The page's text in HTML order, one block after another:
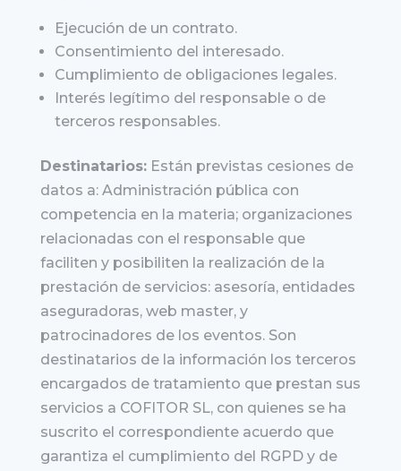
Ejecución de un contrato.
Consentimiento del interesado.
Cumplimiento de obligaciones legales.
Interés legítimo del responsable o de
terceros responsables.
Destinatarios:Están previstas cesiones de
datos a: Administración pública con
competencia en la materia; organizaciones
relacionadas con el responsable que
faciliten y posibiliten la realización de la
prestación de servicios: asesoría, entidades
aseguradoras, web master, y
patrocinadores de los eventos. Son
destinatarios de la información los terceros
encargados de tratamiento que prestan sus
servicios a COFITOR SL, con quienes se ha
suscrito el correspondiente acuerdo que
garantiza el cumplimiento del RGPD y de